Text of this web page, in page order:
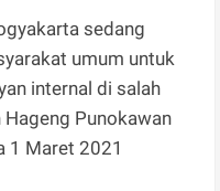
sedang
umum untuk
internal di salah
Punokawan
1 Maret 2021